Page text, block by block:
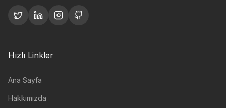
Hızlı Linkler
Ana Sayfa
Hakkımızda